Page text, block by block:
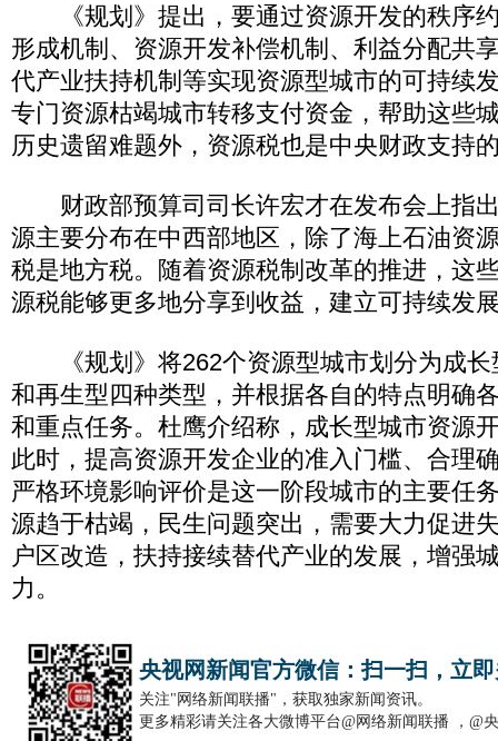
《规划》提出，要通过资源开发的秩序
形成机制、资源开发补偿机制、利益分配共
代产业扶持机制等实现资源型城市的可持续
专门资源枯竭城市转移支付资金，帮助这些
历史遗留难题外，资源税也是中央财政支持
财政部预算司司长许宏才在发布会上指
源主要分布在中西部地区，除了海上石油资
税是地方税。随着资源税制改革的推进，这
源税能够更多地分享到收益，建立可持续发
《规划》将262个资源型城市划分为成长
和再生型四种类型，并根据各自的特点明确
和重点任务。杜鹰介绍称，成长型城市资源
此时，提高资源开发企业的准入门槛、合理
严格环境影响评价是这一阶段城市的主要任
源趋于枯竭，民生问题突出，需要大力促进
户区改造，扶持接续替代产业的发展，增强
力。
央视网新闻官方微信：扫一扫，立
关注"网络新闻联播"，获取独家新闻资讯。
更多精彩请关注各大微博平台@网络新闻联播 ，@